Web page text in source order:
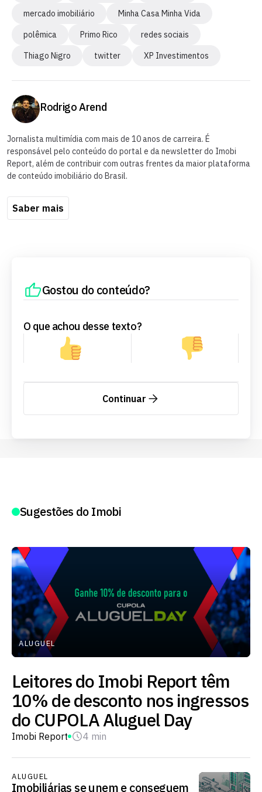
mercado imobiliário
Minha Casa Minha Vida
polêmica
Primo Rico
redes sociais
Thiago Nigro
twitter XP Investimentos
Rodrigo Arend
Jornalista multimídia com mais de 10 anos de carreira. É
responsável pelo conteúdo do portal e da newsletter do Imobi
Report, além de contribuir com outras frentes da maior plataforma
de conteúdo imobiliário do Brasil.
Saber mais
Gostou do conteúdo?
O que achou desse texto?
Continuar
Sugestões do Imobi
ALUGUEL
Leitores do Imobi Report têm
10% de desconto nos ingressos
do CUPOLA Aluguel Day
Imobi Report 4 min
ALUGUEL
Imobiliárias se unem e conseguem